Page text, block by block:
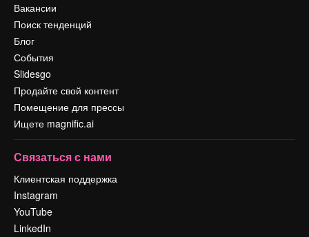
Вакансии
Поиск тенденций
Блог
События
Slidesgo
Продайте свой контент
Помещение для прессы
Ищете magnific.ai
Связаться с нами
Клиентская поддержка
Instagram
YouTube
LinkedIn